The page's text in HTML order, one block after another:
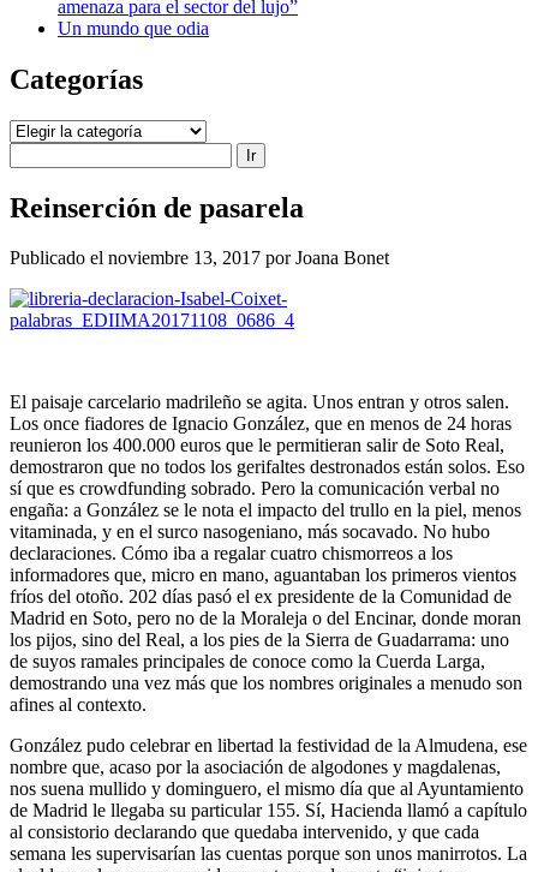
amenaza para el sector del lujo”
Un mundo que odia
Categorías
Categorías
Reinserción de pasarela
Publicado el noviembre 13, 2017 por Joana Bonet
El paisaje carcelario madrileño se agita. Unos entran y otros salen.
Los once fiadores de Ignacio González, que en menos de 24 horas
reunieron los 400.000 euros que le permitieran salir de Soto Real,
demostraron que no todos los gerifaltes destronados están solos. Eso
sí que es crowdfunding sobrado. Pero la comunicación verbal no
engaña: a González se le nota el impacto del trullo en la piel, menos
vitaminada, y en el surco nasogeniano, más socavado. No hubo
declaraciones. Cómo iba a regalar cuatro chismorreos a los
informadores que, micro en mano, aguantaban los primeros vientos
fríos del otoño. 202 días pasó el ex presidente de la Comunidad de
Madrid en Soto, pero no de la Moraleja o del Encinar, donde moran
los pijos, sino del Real, a los pies de la Sierra de Guadarrama: uno
de suyos ramales principales de conoce como la Cuerda Larga,
demostrando una vez más que los nombres originales a menudo son
afines al contexto.
González pudo celebrar en libertad la festividad de la Almudena, ese
nombre que, acaso por la asociación de algodones y magdalenas,
nos suena mullido y dominguero, el mismo día que al Ayuntamiento
de Madrid le llegaba su particular 155. Sí, Hacienda llamó a capítulo
al consistorio declarando que quedaba intervenido, y que cada
semana les supervisarían las cuentas porque son unos manirrotos. La